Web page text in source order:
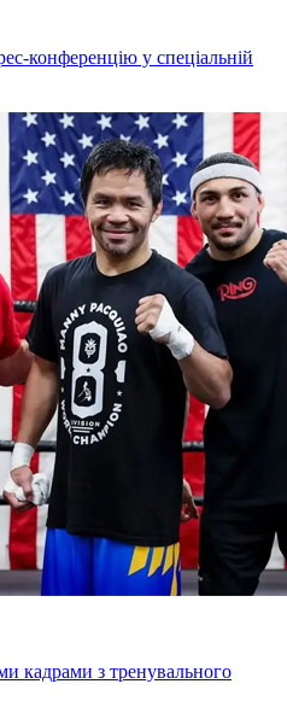
конференцію у спеціальній
кадрами з тренувального